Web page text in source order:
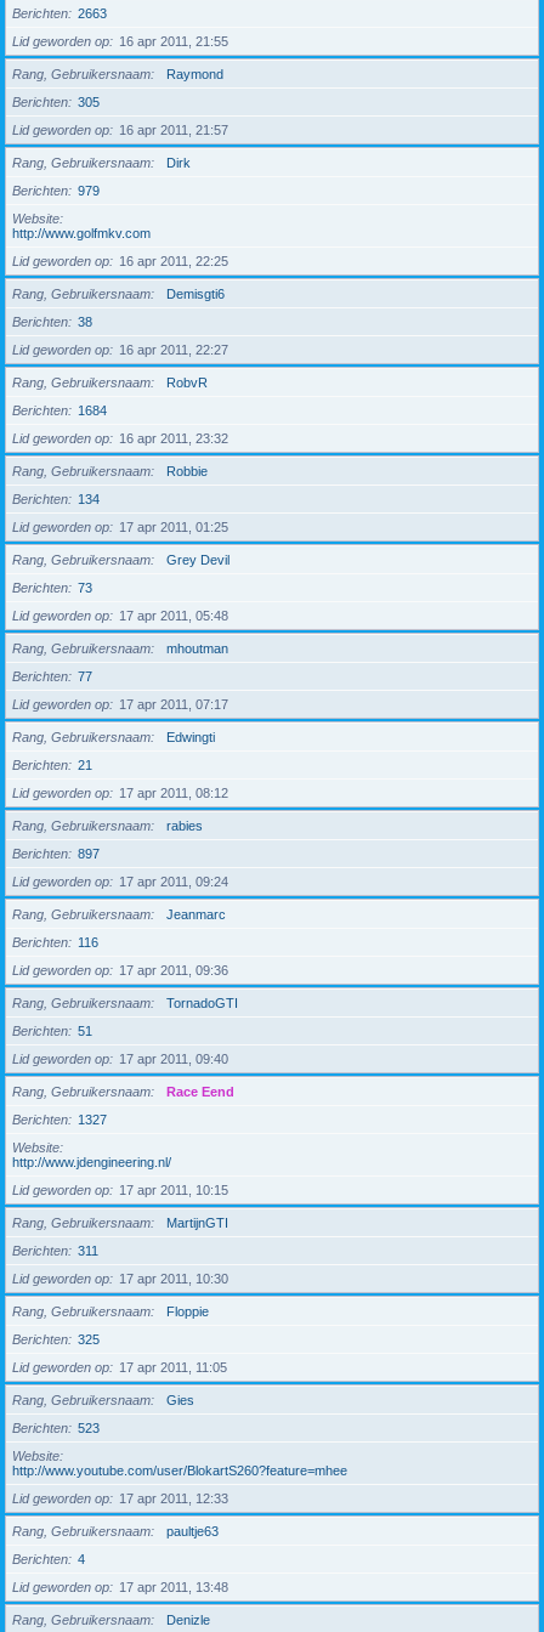
Berichten
2663
Lid geworden op
16 apr 2011, 21:55
Rang, Gebruikersnaam
Raymond
Berichten
305
Lid geworden op
16 apr 2011, 21:57
Rang, Gebruikersnaam
Dirk
Berichten
979
Website
http://www.golfmkv.com
Lid geworden op
16 apr 2011, 22:25
Rang, Gebruikersnaam
Demisgti6
Berichten
38
Lid geworden op
16 apr 2011, 22:27
Rang, Gebruikersnaam
RobvR
Berichten
1684
Lid geworden op
16 apr 2011, 23:32
Rang, Gebruikersnaam
Robbie
Berichten
134
Lid geworden op
17 apr 2011, 01:25
Rang, Gebruikersnaam
Grey Devil
Berichten
73
Lid geworden op
17 apr 2011, 05:48
Rang, Gebruikersnaam
mhoutman
Berichten
77
Lid geworden op
17 apr 2011, 07:17
Rang, Gebruikersnaam
Edwingti
Berichten
21
Lid geworden op
17 apr 2011, 08:12
Rang, Gebruikersnaam
rabies
Berichten
897
Lid geworden op
17 apr 2011, 09:24
Rang, Gebruikersnaam
Jeanmarc
Berichten
116
Lid geworden op
17 apr 2011, 09:36
Rang, Gebruikersnaam
TornadoGTI
Berichten
51
Lid geworden op
17 apr 2011, 09:40
Rang, Gebruikersnaam
Race Eend
Berichten
1327
Website
http://www.jdengineering.nl/
Lid geworden op
17 apr 2011, 10:15
Rang, Gebruikersnaam
MartijnGTI
Berichten
311
Lid geworden op
17 apr 2011, 10:30
Rang, Gebruikersnaam
Floppie
Berichten
325
Lid geworden op
17 apr 2011, 11:05
Rang, Gebruikersnaam
Gies
Berichten
523
Website
http://www.youtube.com/user/BlokartS260?feature=mhee
Lid geworden op
17 apr 2011, 12:33
Rang, Gebruikersnaam
paultje63
Berichten
4
Lid geworden op
17 apr 2011, 13:48
Rang, Gebruikersnaam Denizle